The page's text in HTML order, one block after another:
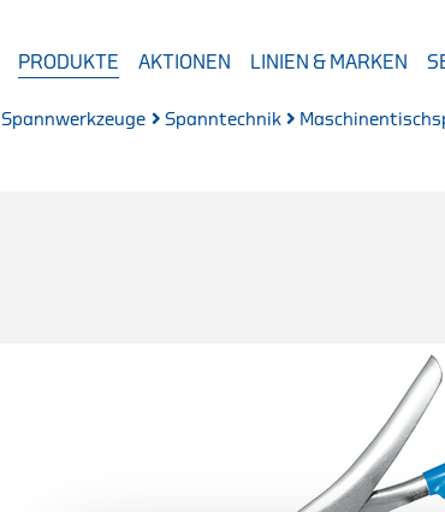
PRODUKTE AKTIONEN LINIEN & MARKEN
Spannwerkzeuge Spanntechnik